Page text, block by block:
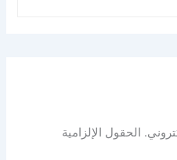
الحقول الإلزامية